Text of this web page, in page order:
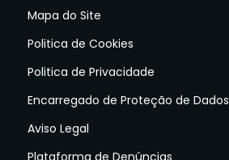
Mapa do Site
Politica de Cookies
Politica de Privacidade
Encarregado de Proteção de Dados
Aviso Legal
Plataforma de Denúncias